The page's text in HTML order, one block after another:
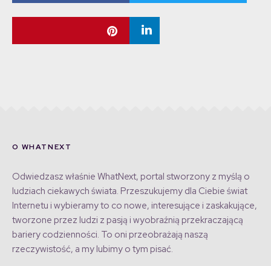
O WHATNEXT
Odwiedzasz właśnie WhatNext, portal stworzony z myślą o
ludziach ciekawych świata. Przeszukujemy dla Ciebie świat
Internetu i wybieramy to co nowe, interesujące i zaskakujące,
tworzone przez ludzi z pasją i wyobraźnią przekraczającą
bariery codzienności. To oni przeobrażają naszą
rzeczywistość, a my lubimy o tym pisać.